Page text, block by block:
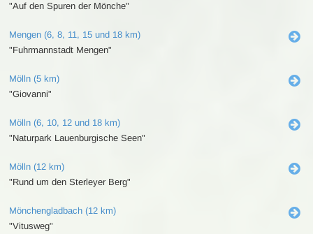
"Auf den Spuren der Mönche"
Mengen (6, 8, 11, 15 und 18 km)
"Fuhrmannstadt Mengen"
Mölln (5 km)
"Giovanni"
Mölln (6, 10, 12 und 18 km)
"Naturpark Lauenburgische Seen"
Mölln (12 km)
"Rund um den Sterleyer Berg"
Mönchengladbach (12 km)
"Vitusweg"